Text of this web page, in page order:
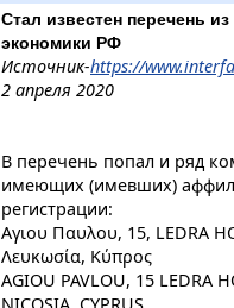
Стал известен перечень
экономики РФ
Источник-https://
2 апреля 2020
В перечень попал и ряд
имеющих (имевших)
регистрации:
Αγιου Παυλου, 15, LEDRA
Λευκωσία, Κύπρος
AGIOU PAVLOU, 15 LEDRA
NICOSIA, CYPRUS